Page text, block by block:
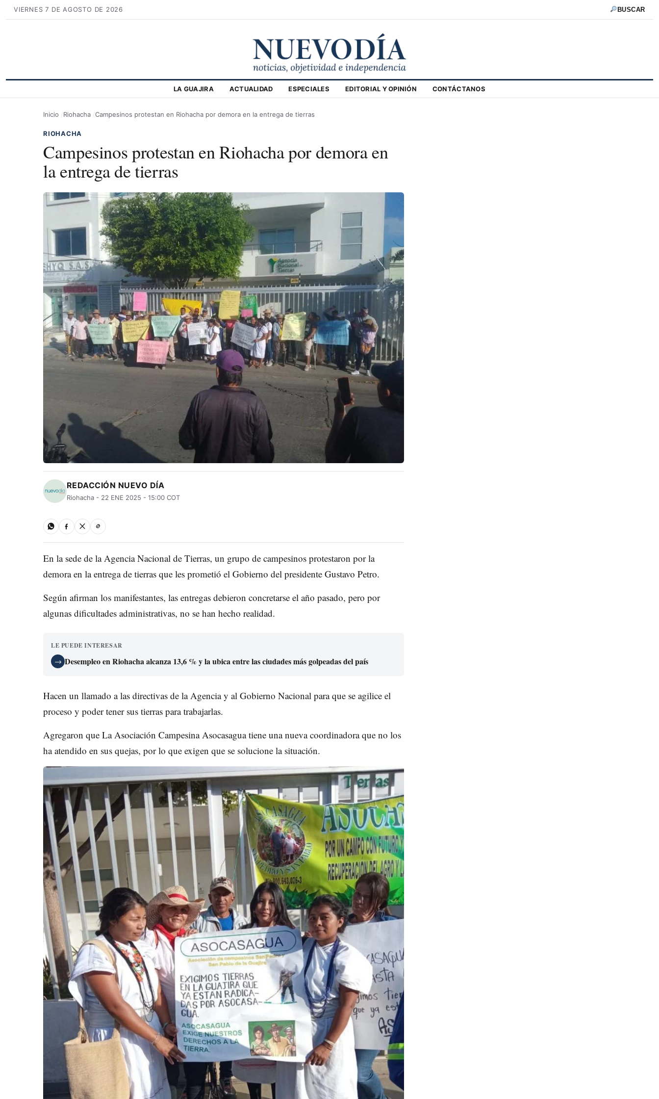
VIERNES 7 DE AGOSTO DE 2026 BUSCAR
LA GUAJIRA ACTUALIDAD ESPECIALES EDITORIAL Y OPINIÓN CONTÁCTANOS
Inicio Riohacha Campesinos protestan en Riohacha por demora en la entrega de tierras
RIOHACHA
Campesinos protestan en Riohacha por demora en
la entrega de tierras
REDACCIÓN NUEVO DÍA
Riohacha - 22 ENE 2025 - 15:00 COT
En la sede de la Agencia Nacional de Tierras, un grupo de campesinos protestaron por la
demora en la entrega de tierras que les prometió el Gobierno del presidente Gustavo Petro.
Según afirman los manifestantes, las entregas debieron concretarse el año pasado, pero por
algunas dificultades administrativas, no se han hecho realidad.
LE PUEDE INTERESAR
→ Desempleo en Riohacha alcanza 13,6 % y la ubica entre las ciudades más golpeadas del país
Hacen un llamado a las directivas de la Agencia y al Gobierno Nacional para que se agilice el
proceso y poder tener sus tierras para trabajarlas.
Agregaron que La Asociación Campesina Asocasagua tiene una nueva coordinadora que no los
ha atendido en sus quejas, por lo que exigen que se solucione la situación.